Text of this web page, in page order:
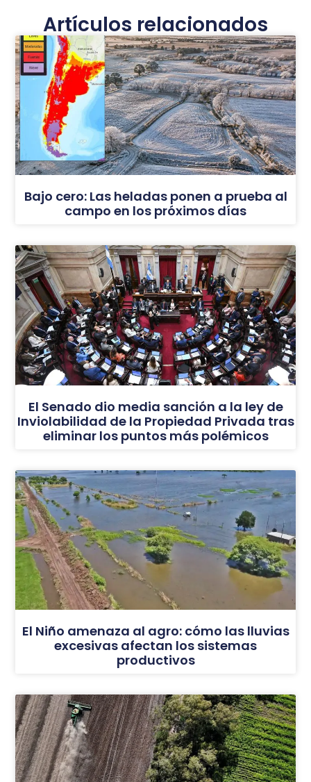
Artículos relacionados
Bajo cero: Las heladas ponen a prueba al
campo en los próximos días
El Senado dio media sanción a la ley de
Inviolabilidad de la Propiedad Privada tras
eliminar los puntos más polémicos
El Niño amenaza al agro: cómo las lluvias
excesivas afectan los sistemas
productivos